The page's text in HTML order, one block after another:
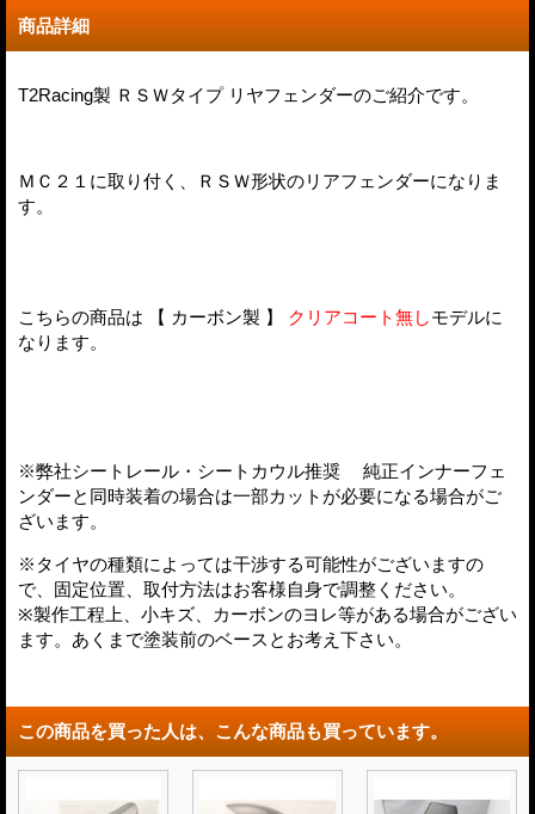
商品詳細
T2Racing製 ＲＳＷタイプ リヤフェンダーのご紹介です。
ＭＣ２１に取り付く、ＲＳＷ形状のリアフェンダーになりま
す。
こちらの商品は 【 カーボン製 】 クリアコート無しモデルに
なります。
※弊社シートレール・シートカウル推奨 純正インナーフェ
ンダーと同時装着の場合は一部カットが必要になる場合がご
ざいます。
※タイヤの種類によっては干渉する可能性がございますの
で、固定位置、取付方法はお客様自身で調整ください。
※製作工程上、小キズ、カーボンのヨレ等がある場合がござい
ます。あくまで塗装前のベースとお考え下さい。
この商品を買った人は、こんな商品も買っています。